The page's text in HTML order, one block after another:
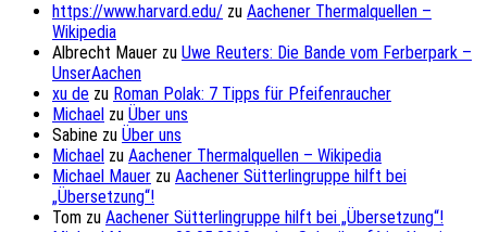
https://www.harvard.edu/ zu Aachener Thermalquellen –
Wikipedia
Albrecht Mauer zu Uwe Reuters: Die Bande vom Ferberpark –
UnserAachen
xu de zu Roman Polak: 7 Tipps für Pfeifenraucher
Michael zu Über uns
Sabine zu Über uns
Michael zu Aachener Thermalquellen – Wikipedia
Michael Mauer zu Aachener Sütterlingruppe hilft bei
„Übersetzung“!
Tom zu Aachener Sütterlingruppe hilft bei „Übersetzung“!